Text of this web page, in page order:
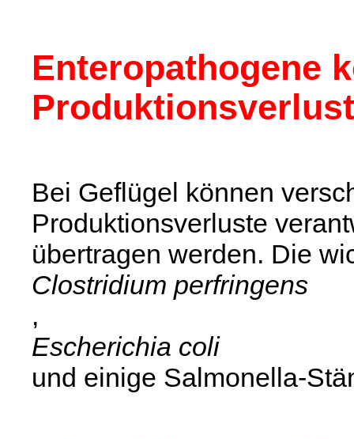
Enteropathogene
Bei Geflügel können
Produktionsverluste
übertragen werden. Die
Clostridium perfringens
,
Escherichia coli
und einige Salmonella-